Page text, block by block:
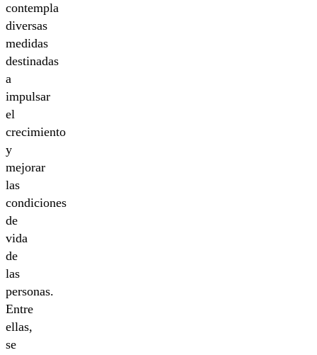
contempla
diversas
medidas
destinadas
a
impulsar
el
crecimiento
y
mejorar
las
condiciones
de
vida
de
las
personas.
Entre
ellas,
se